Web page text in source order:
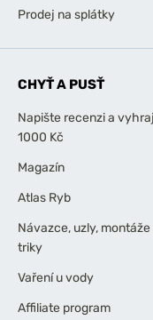
Prodej na splátky
CHYŤ A PUSŤ
Napište recenzi a
1000 Kč
Magazín
Atlas Ryb
Návazce, uzly, montáže
triky
Vaření u vody
Affiliate program